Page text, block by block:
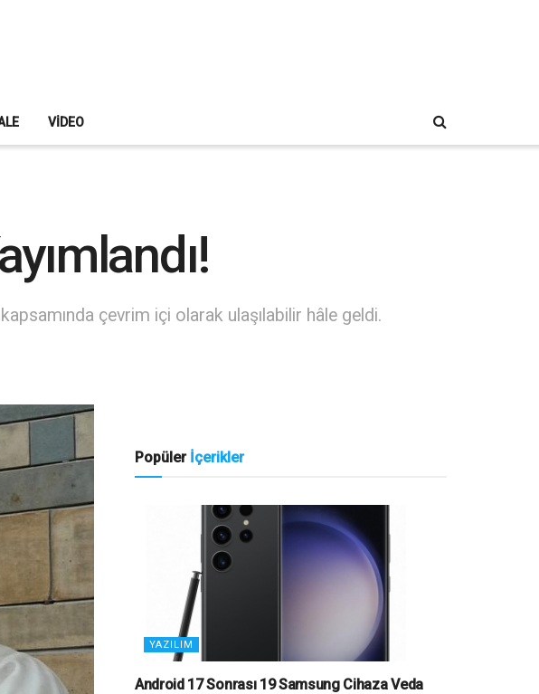
VIDEO
çevrim içi olarak ulaşılabilir hâle geldi.
Popüler İçerikler
YAZILIM
Android 17 Sonrası 19 Samsung Cihaza Veda